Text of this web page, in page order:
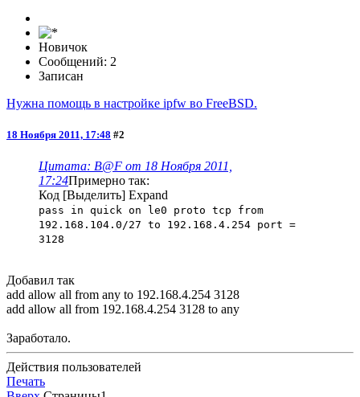
Новичок
Сообщений: 2
Записан
Нужна помощь в настройке ipfw во FreeBSD.
18 Ноября 2011, 17:48 #2
Цитата: B@F от 18 Ноября 2011,
17:24Примерно так:
Код [Выделить] Expand
pass in quick on le0 proto tcp from
192.168.104.0/27 to 192.168.4.254 port =
3128
Добавил так
add allow all from any to 192.168.4.254 3128
add allow all from 192.168.4.254 3128 to any
Заработало.
Действия пользователей
Печать